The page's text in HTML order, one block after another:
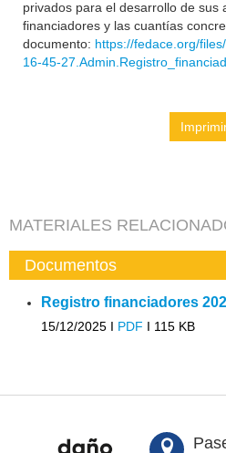
privados para el desarrollo de sus
financiadores y las cuantías
documento: https://fedace.org/
16-45-
MATERIALES
Documentos
Registro financiadores
15/12/2025 I PDF I 115 KB